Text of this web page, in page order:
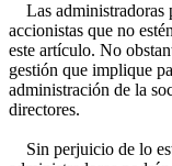
Las administradoras
accionistas que no
este artículo. No
gestión que implique
administración de la
directores.
Sin perjuicio de lo